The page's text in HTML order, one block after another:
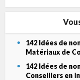
142 Idées de
Matériaux de
142 Idées de
Conseillers en